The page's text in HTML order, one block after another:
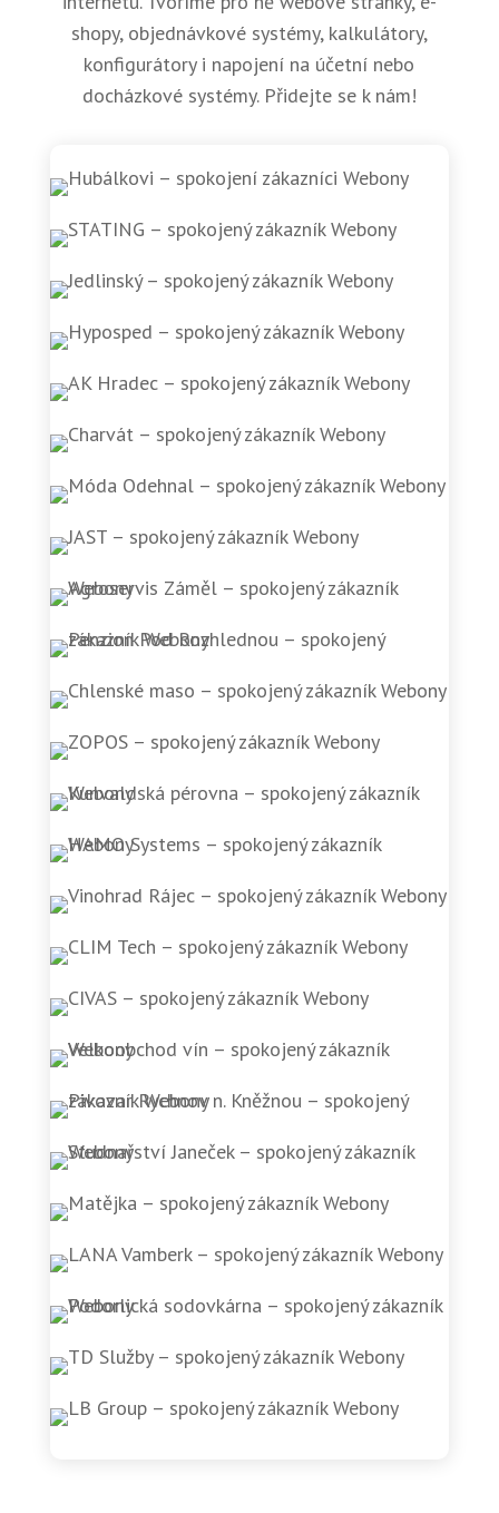
shopy, objednávkové systémy, kalkulátory,
konfigurátory i napojení na účetní nebo
docházkové systémy. Přidejte se k nám!